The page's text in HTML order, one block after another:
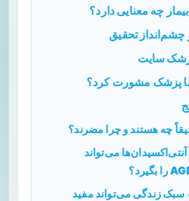
چه معنایی دارد؟
چشم‌انداز تحقیق
سایت
با پزشک مشورت کرد؟
می‌تواند
سبک زندگی می‌تواند مفید